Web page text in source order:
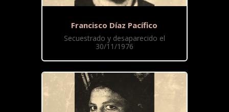
Francisco Díaz Pacífico
Secuestrado y desaparecido el
30/11/1976